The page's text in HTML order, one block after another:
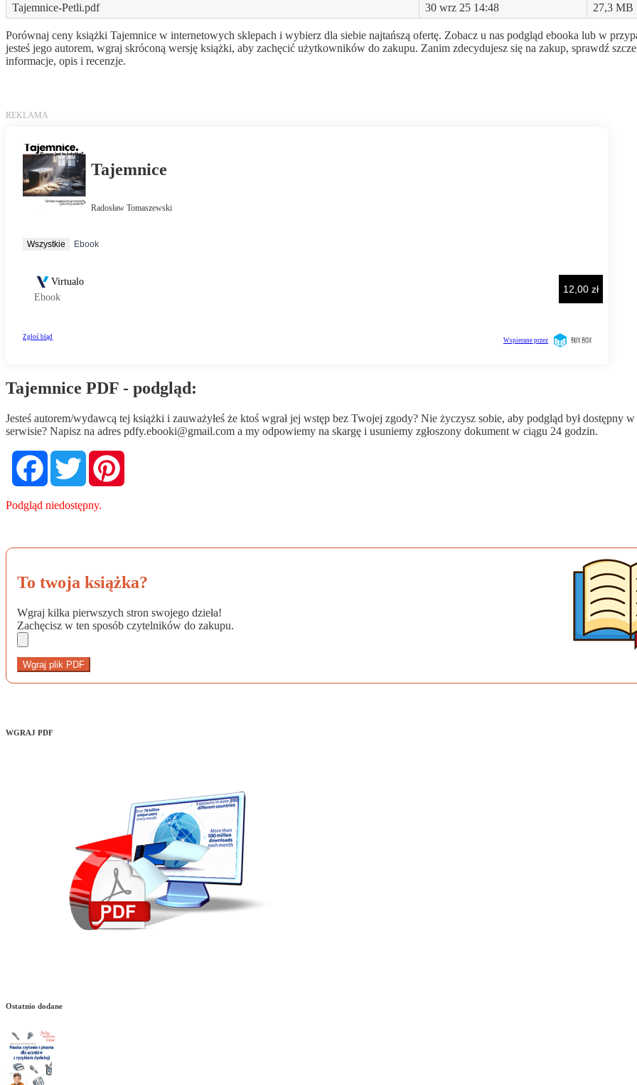
Tajemnice-Petli.pdf
30 wrz 25 14:48 27,3 MB
Porównaj ceny książki Tajemnice w internetowych sklepach i wybierz dla siebie najtańszą ofertę. Zobacz u nas podgląd ebooka lub w
jesteś jego autorem, wgraj skróconą wersję książki, aby zachęcić użytkowników do zakupu. Zanim zdecydujesz się na zakup, sprawdź
informacje, opis i recenzje.
Tajemnice PDF - podgląd:
Jesteś autorem/wydawcą tej książki i zauważyłeś że ktoś wgrał jej wstęp bez Twojej zgody? Nie życzysz sobie, aby podgląd był dostępny
serwisie? Napisz na adres pdfy.ebooki@gmail.com a my odpowiemy na skargę i usuniemy zgłoszony dokument w ciągu 24 godzin.
FacebookTwitter
Podgląd niedostępny.
To twoja książka?
Wgraj kilka pierwszych stron swojego dzieła!
Zachęcisz w ten sposób czytelników do zakupu.
Wgraj plik PDF
WGRAJ PDF
Ostatnio dodane